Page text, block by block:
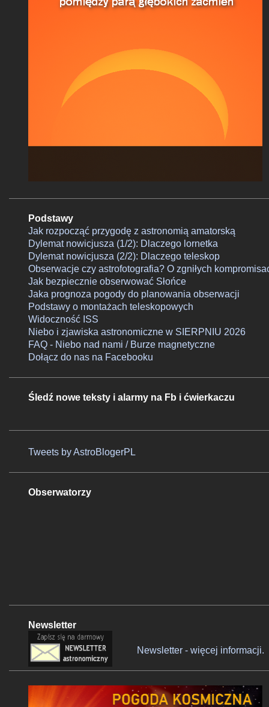
Podstawy
Jak rozpocząć przygodę z astronomią amatorską
Dylemat nowicjusza (1/2): Dlaczego lornetka
Dylemat nowicjusza (2/2): Dlaczego teleskop
Obserwacje czy astrofotografia? O zgniłych
Jak bezpiecznie obserwować Słońce
Jaka prognoza pogody do planowania obserwacji
Podstawy o montażach teleskopowych
Widoczność ISS
Niebo i zjawiska astronomiczne w SIERPNIU 2026
FAQ - Niebo nad nami / Burze magnetyczne
Dołącz do nas na Facebooku
Śledź nowe teksty i alarmy na Fb i ćwierkaczu
Tweets by AstroBlogerPL
Obserwatorzy
Newsletter
Newsletter - więcej informacji.